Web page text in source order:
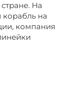
На
на
компания